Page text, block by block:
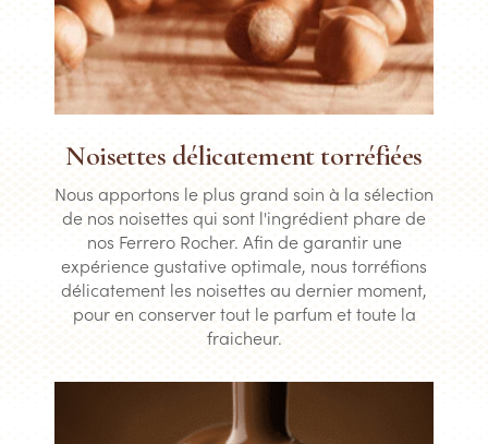
Noisettes délicatement torréfiées
Nous apportons le plus grand soin à la sélection
de nos noisettes qui sont l'ingrédient phare de
nos Ferrero Rocher. Afin de garantir une
expérience gustative optimale, nous torréfions
délicatement les noisettes au dernier moment,
pour en conserver tout le parfum et toute la
fraicheur.